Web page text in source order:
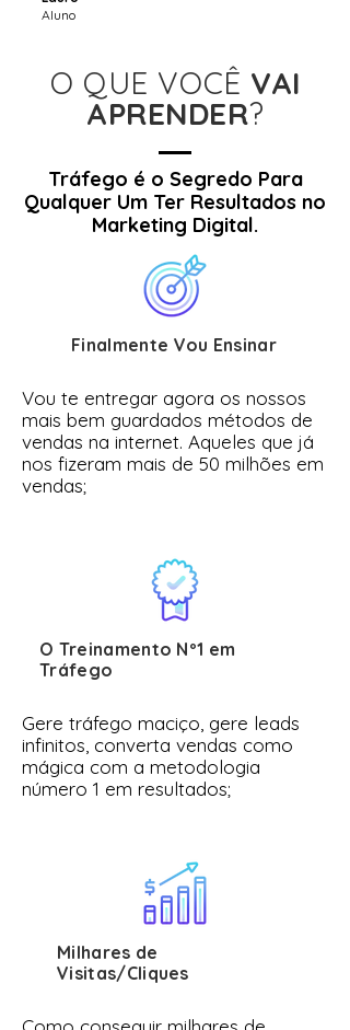
Aluno
O QUE VOCÊ VAI
APRENDER?​
Tráfego é o Segredo Para
Qualquer Um Ter Resultados no
Marketing Digital.
Finalmente Vou Ensinar
Vou te entregar agora os nossos
mais bem guardados métodos de
vendas na internet. Aqueles que já
nos fizeram mais de 50 milhões em
vendas;
O Treinamento Nº1 em
Tráfego
Gere tráfego maciço, gere leads
infinitos, converta vendas como
mágica com a metodologia
número 1 em resultados;
Milhares de
Visitas/Cliques